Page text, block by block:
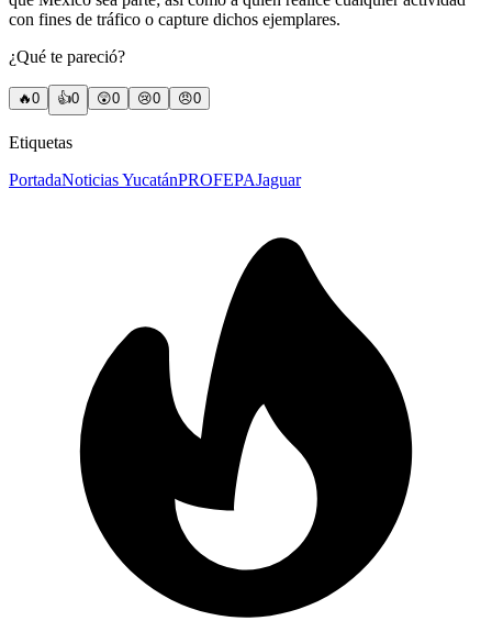
con fines de tráfico o capture dichos ejemplares.
¿Qué te pareció?
🔥0 👍0 😲0 😢0 😠0
Etiquetas
PortadaNoticias YucatánPROFEPAJaguar